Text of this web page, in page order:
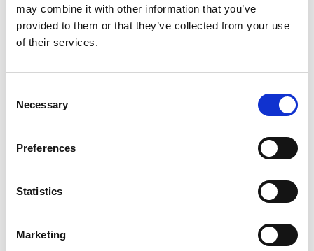
may combine it with other information that you’ve
provided to them or that they’ve collected from your use
of their services.
Selection
Necessary
Preferences
Statistics
Marketing
GLOBUS